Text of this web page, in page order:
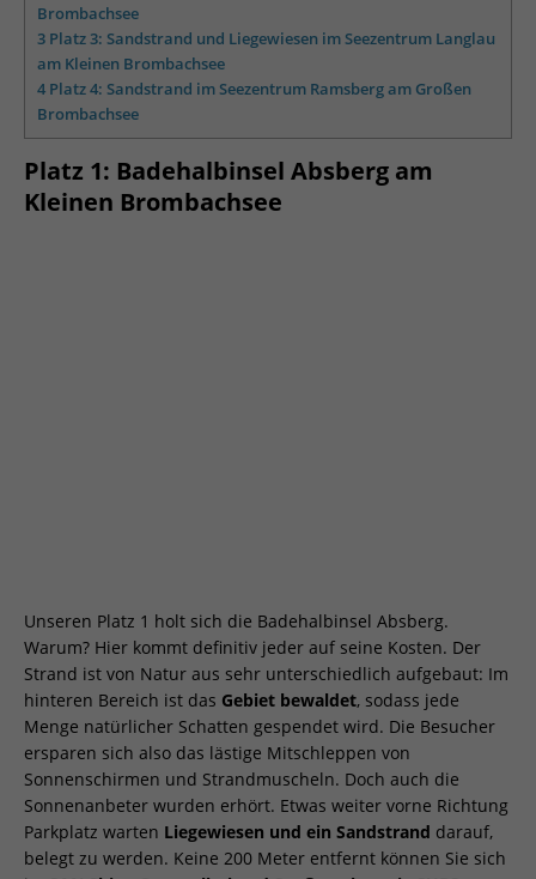
Brombachsee
3 Platz 3: Sandstrand und Liegewiesen im Seezentrum Langlau
am Kleinen Brombachsee
4 Platz 4: Sandstrand im Seezentrum Ramsberg am Großen
Brombachsee
Platz 1: Badehalbinsel Absberg am
Kleinen Brombachsee
Unseren Platz 1 holt sich die Badehalbinsel Absberg.
Warum? Hier kommt definitiv jeder auf seine Kosten. Der
Strand ist von Natur aus sehr unterschiedlich aufgebaut: Im
hinteren Bereich ist das Gebiet bewaldet, sodass jede
Menge natürlicher Schatten gespendet wird. Die Besucher
ersparen sich also das lästige Mitschleppen von
Sonnenschirmen und Strandmuscheln. Doch auch die
Sonnenanbeter wurden erhört. Etwas weiter vorne Richtung
Parkplatz warten Liegewiesen und ein Sandstrand darauf,
belegt zu werden. Keine 200 Meter entfernt können Sie sich